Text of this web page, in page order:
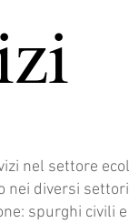
nel settore
diversi
spurghi civili